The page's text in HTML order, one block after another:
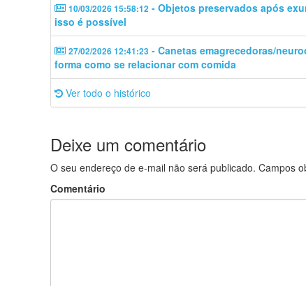
10/03/2026 15:58:12 - Objetos preservados após
isso é possível
27/02/2026 12:41:23 - Canetas emagrecedoras/
forma como se relacionar com comida
Ver todo o histórico
Deixe um comentário
O seu endereço de e-mail não será publicado. Campos
Comentário